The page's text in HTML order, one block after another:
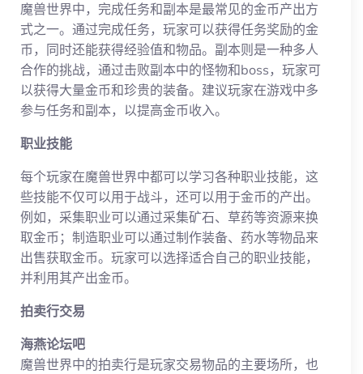
魔兽世界中，完成任务和副本是最常见的金币产出方
式之一。通过完成任务，玩家可以获得任务奖励的金
币，同时还能获得经验值和物品。副本则是一种多人
合作的挑战，通过击败副本中的怪物和boss，玩家可
以获得大量金币和珍贵的装备。建议玩家在游戏中多
参与任务和副本，以提高金币收入。
职业技能
每个玩家在魔兽世界中都可以学习各种职业技能，这
些技能不仅可以用于战斗，还可以用于金币的产出。
例如，采集职业可以通过采集矿石、草药等资源来换
取金币；制造职业可以通过制作装备、药水等物品来
出售获取金币。玩家可以选择适合自己的职业技能，
并利用其产出金币。
拍卖行交易
海燕论坛吧
魔兽世界中的拍卖行是玩家交易物品的主要场所，也